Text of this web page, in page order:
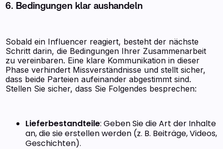
6. Bedingungen klar aushandeln
Sobald ein Influencer reagiert, besteht der nächste
Schritt darin, die Bedingungen Ihrer Zusammenarbeit
zu vereinbaren. Eine klare Kommunikation in dieser
Phase verhindert Missverständnisse und stellt sicher,
dass beide Parteien aufeinander abgestimmt sind.
Stellen Sie sicher, dass Sie Folgendes besprechen:
Lieferbestandteile: Geben Sie die Art der Inhalte
an, die sie erstellen werden (z. B. Beiträge, Videos,
Geschichten).